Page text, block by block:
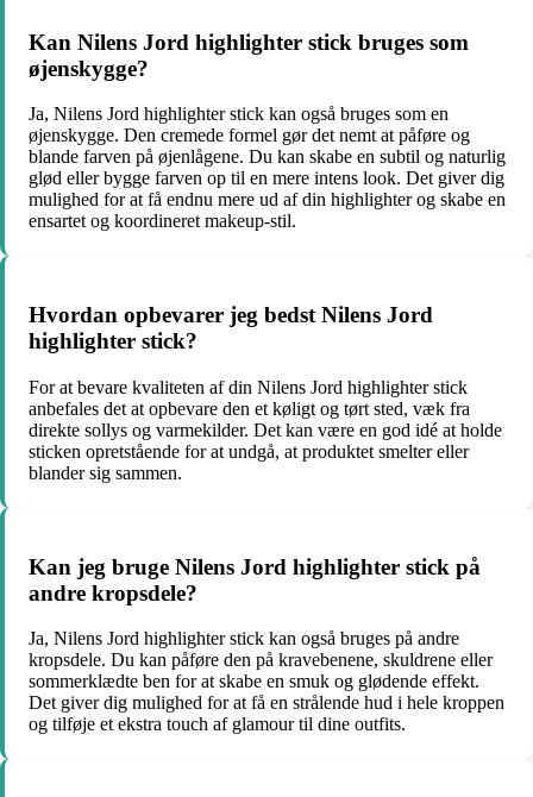
Kan Nilens Jord highlighter stick bruges som
øjenskygge?
Ja, Nilens Jord highlighter stick kan også bruges som en
øjenskygge. Den cremede formel gør det nemt at påføre og
blande farven på øjenlågene. Du kan skabe en subtil og naturlig
glød eller bygge farven op til en mere intens look. Det giver dig
mulighed for at få endnu mere ud af din highlighter og skabe en
ensartet og koordineret makeup-stil.
Hvordan opbevarer jeg bedst Nilens Jord
highlighter stick?
For at bevare kvaliteten af din Nilens Jord highlighter stick
anbefales det at opbevare den et køligt og tørt sted, væk fra
direkte sollys og varmekilder. Det kan være en god idé at holde
sticken opretstående for at undgå, at produktet smelter eller
blander sig sammen.
Kan jeg bruge Nilens Jord highlighter stick på
andre kropsdele?
Ja, Nilens Jord highlighter stick kan også bruges på andre
kropsdele. Du kan påføre den på kravebenene, skuldrene eller
sommerklædte ben for at skabe en smuk og glødende effekt.
Det giver dig mulighed for at få en strålende hud i hele kroppen
og tilføje et ekstra touch af glamour til dine outfits.